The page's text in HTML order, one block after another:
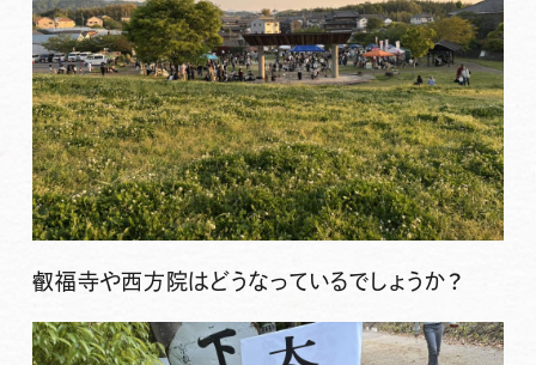
叡福寺や西方院はどうなっているでしょうか？